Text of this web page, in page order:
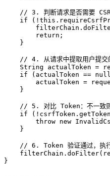
// 3. 判断请求是否需要
if (! this
return ;
    }
// 4. 从请求中提取用户提交
String
actualToken =
if (actualToken == null
actualToken =
    }
// 5. 对比 Token：不一致
if
throw new
    }
// 6. Token 验证通过，执
}